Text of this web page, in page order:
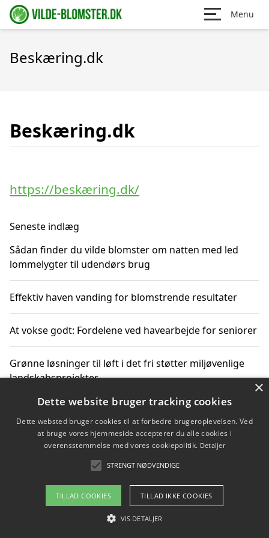
Menu
Beskæring.dk
Beskæring.dk
https://beskæring.dk/
Seneste indlæg
Sådan finder du vilde blomster om natten med led
lommelygter til udendørs brug
Effektiv haven vanding for blomstrende resultater
At vokse godt: Fordelene ved havearbejde for seniorer
Grønne løsninger til løft i det fri støtter miljøvenlige
landskabsprojekter
Gør haven til et frirum for familien og naturen
Copyright 2026 - Pilanto Aps
Om / kontakt
Blog Betingelser
×
Dette website bruger tracking cookies
Dette websted bruger cookies til at forbedre brugeroplevelsen. Ved
at bruge vores hjemmeside accepterer du alle cookies i
overensstemmelse med vores cookiepolitik. Detaljer
STRENGT NØDVENDIGE
TILLAD COOKIES TILLAD IKKE COOKIES
VIS DETALJER